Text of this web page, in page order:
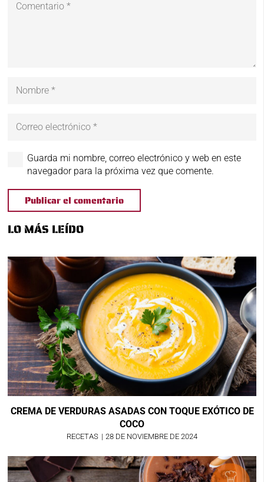
Guarda mi nombre, correo electrónico y web en este
navegador para la próxima vez que comente.
Publicar el comentario
LO MÁS LEÍDO
CREMA DE VERDURAS ASADAS CON TOQUE EXÓTICO DE
COCO
RECETAS | 28 DE NOVIEMBRE DE 2024